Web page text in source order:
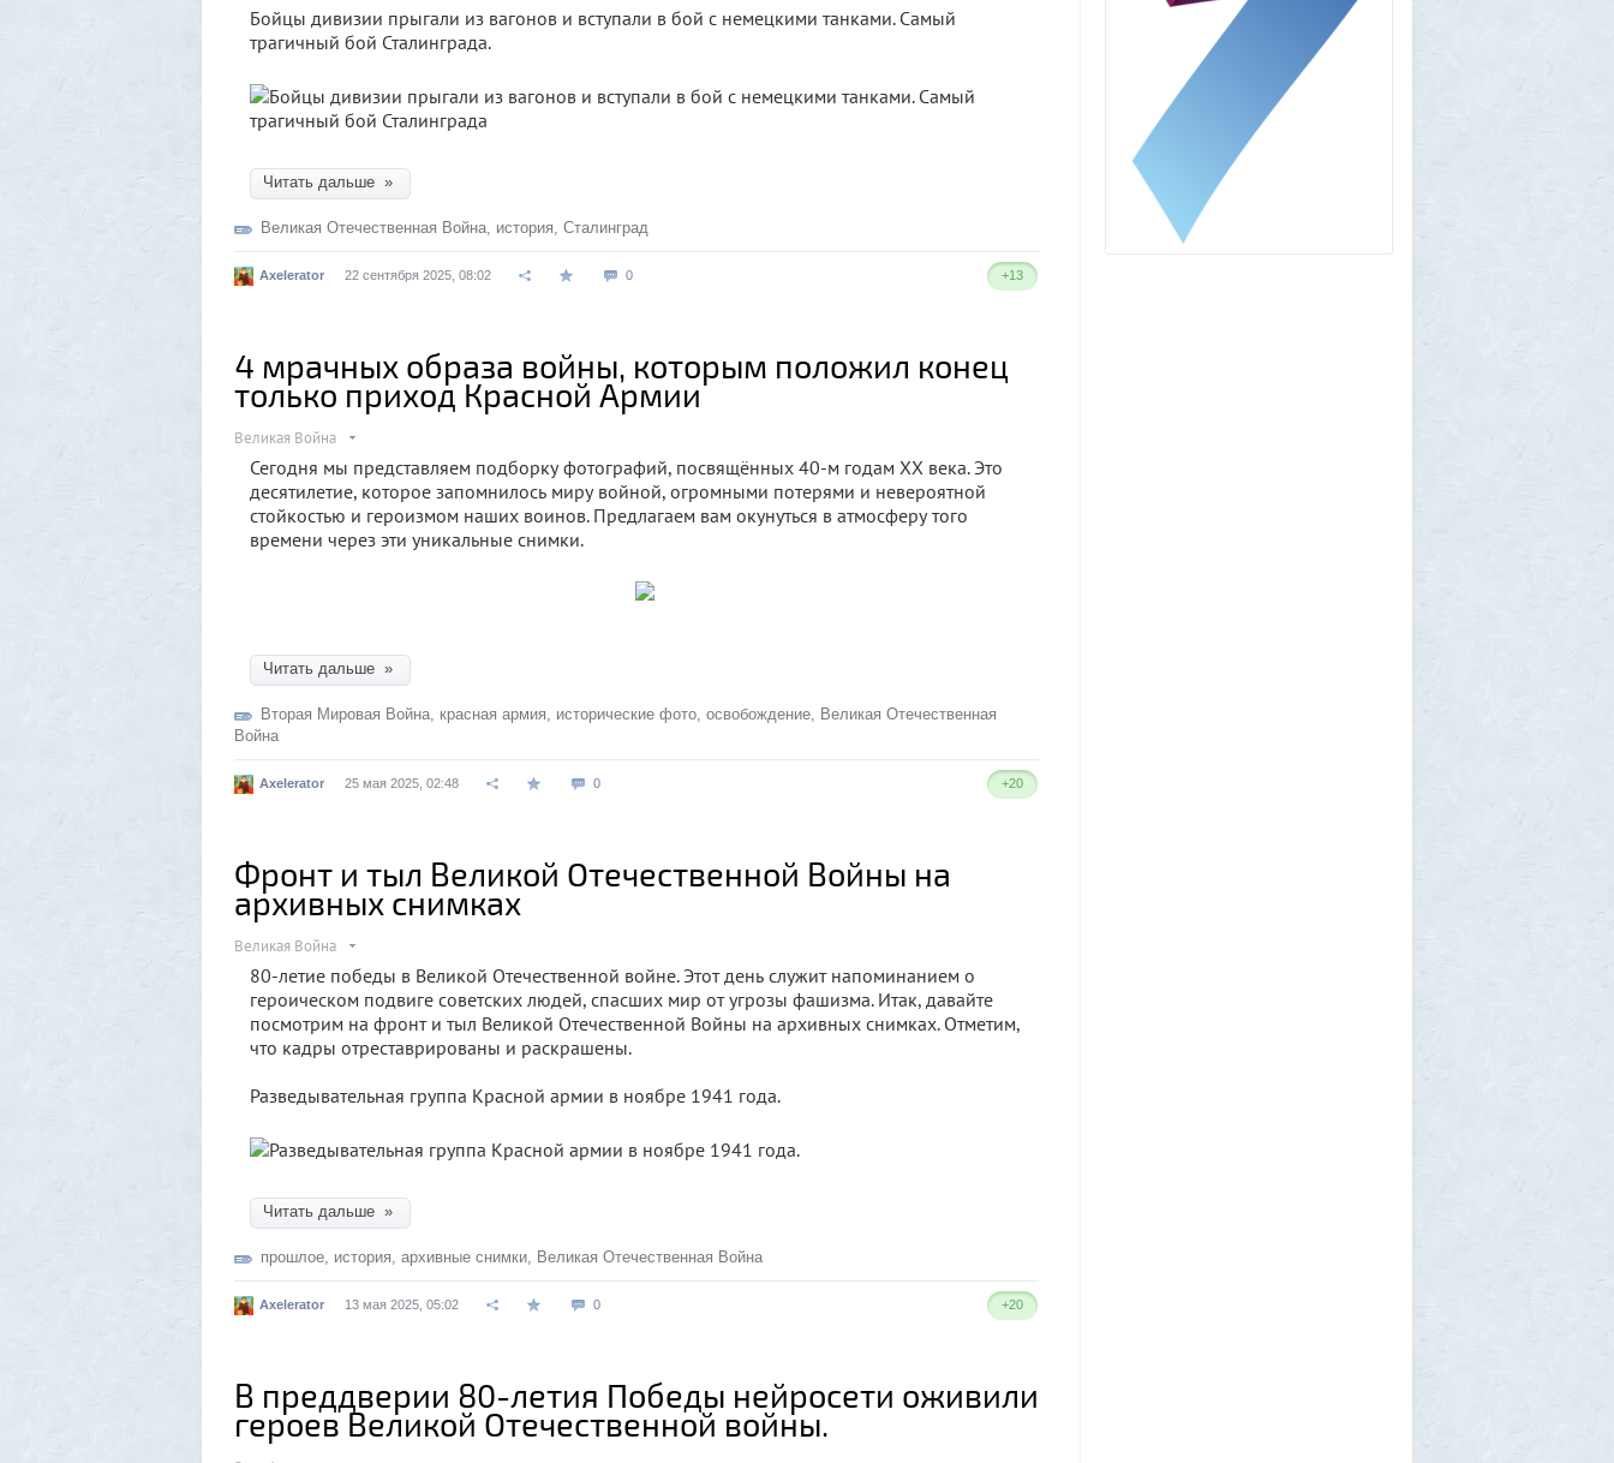
1 августа 2026, 13:50
В Подмосковье мужчина устроил концерт
для соседей в честь своего дня рождения
1 августа 2026, 12:58
Установку пиратской Windows
собираются сделать невозможной
1 августа 2026, 12:56
«Одиссея» сдохла: вышел первый
трейлер индийского фильма «Рамаяна»
Бойцы дивизии прыгали из вагонов и вступали в бой с немецкими танками. Самый
трагичный бой Сталинграда.
Читать дальше »
Великая Отечественная Война, история, Сталинград
Axelerator 22 сентября 2025, 08:02 0 +13
4 мрачных образа войны, которым положил конец
только приход Красной Армии
Великая Война
Сегодня мы представляем подборку фотографий, посвящённых 40-м годам XX века. Это
десятилетие, которое запомнилось миру войной, огромными потерями и невероятной
стойкостью и героизмом наших воинов. Предлагаем вам окунуться в атмосферу того
времени через эти уникальные снимки.
Читать дальше »
Вторая Мировая Война, красная армия, исторические фото, освобождение, Великая Отечественная
Война
Axelerator 25 мая 2025, 02:48 0 +20
Фронт и тыл Великой Отечественной Войны на
архивных снимках
Великая Война
80-летие победы в Великой Отечественной войне. Этот день служит напоминанием о
героическом подвиге советских людей, спасших мир от угрозы фашизма. Итак, давайте
посмотрим на фронт и тыл Великой Отечественной Войны на архивных снимках. Отметим,
что кадры отреставрированы и раскрашены.
Разведывательная группа Красной армии в ноябре 1941 года.
Читать дальше »
прошлое, история, архивные снимки, Великая Отечественная Война
Axelerator 13 мая 2025, 05:02 0 +20
В преддверии 80-летия Победы нейросети оживили
героев Великой Отечественной войны.